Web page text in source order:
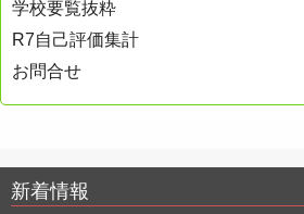
学校要覧抜粋
R7自己評価集計
お問合せ
新着情報